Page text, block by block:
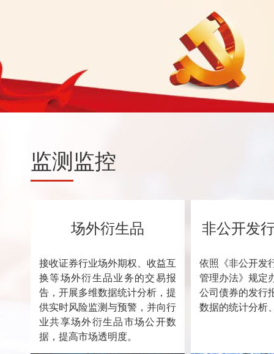
监测 监控
场外衍生品
接收证券行业场外期权、收益互
换等场外衍生品业务的交易报
告，开展多维数据统计分析，提
供实时风险监测与预警，并向行
业共享场外衍生品市场公开数
据，提高市场透明度。
非公开发
依照《非公开发
管理办法》规定
公司债券的发行
数据的统计分析